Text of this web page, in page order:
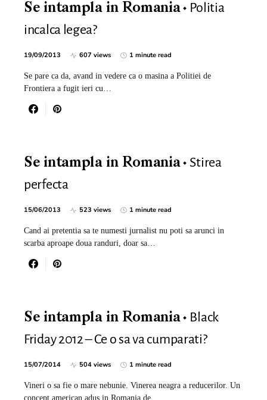
Se intampla in Romania
Politia
incalca legea?
19/09/2013 607 views 1 minute read
Se pare ca da, avand in vedere ca o masina a Politiei de
Frontiera a fugit ieri cu…
Se intampla in Romania
Stirea
perfecta
15/06/2013 523 views 1 minute read
Cand ai pretentia sa te numesti jurnalist nu poti sa arunci in
scarba aproape doua randuri, doar sa…
Se intampla in Romania
Black
Friday 2012 – Ce o sa va cumparati?
15/07/2014 504 views 1 minute read
Vineri o sa fie o mare nebunie. Vinerea neagra a reducerilor. Un
concept american adus in Romania de…